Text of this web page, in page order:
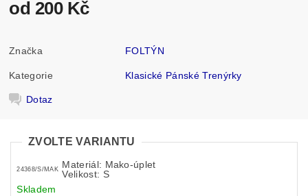
od 200 Kč
Značka FOLTÝN
Kategorie Klasické Pánské Trenýrky
Dotaz
ZVOLTE VARIANTU
24368/S/MAK
Materiál: Mako-úplet
Velikost: S
Skladem